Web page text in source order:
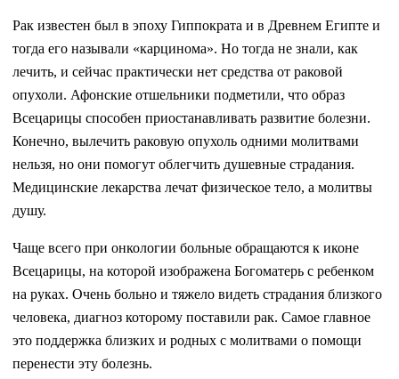
Рак известен был в эпоху Гиппократа и в Древнем Египте и
тогда его называли «карцинома». Но тогда не знали, как
лечить, и сейчас практически нет средства от раковой
опухоли. Афонские отшельники подметили, что образ
Всецарицы способен приостанавливать развитие болезни.
Конечно, вылечить раковую опухоль одними молитвами
нельзя, но они помогут облегчить душевные страдания.
Медицинские лекарства лечат физическое тело, а молитвы
душу.
Чаще всего при онкологии больные обращаются к иконе
Всецарицы, на которой изображена Богоматерь с ребенком
на руках. Очень больно и тяжело видеть страдания близкого
человека, диагноз которому поставили рак. Самое главное
это поддержка близких и родных с молитвами о помощи
перенести эту болезнь.